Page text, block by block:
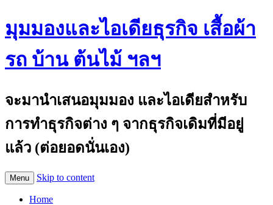
มุมมองและไอเดียธุรกิจ เสื้อผ้า
รถ บ้าน ต้นไม้ ฯลฯ
จะมานำเสนอมุมมอง และไอเดียสำหรับ
การทำธุรกิจต่าง ๆ จากธุรกิจเดิมที่มีอยู่
แล้ว (ต่อยอดนั่นเอง)
Menu Skip to content
Home